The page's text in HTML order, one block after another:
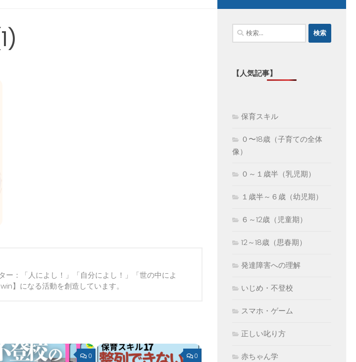
ー：「人によし！」「自分によし！」「世の中によ
】になる活動を創造しています。
0 0
検
索:
【人気記事】
保育スキル
０〜18歳（子育ての全体
像）
０～１歳半（乳児期）
１歳半～６歳（幼児期）
６～12歳（児童期）
12～18歳（思春期）
発達障害への理解
いじめ・不登校
スマホ・ゲーム
正しい叱り方
赤ちゃん学